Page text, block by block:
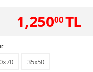
1,25000TL
35x50